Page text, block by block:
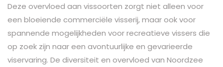
Deze overvloed aan vissoorten zorgt niet alleen voor
een bloeiende commerciële visserij, maar ook voor
spannende mogelijkheden voor recreatieve vissers die
op zoek zijn naar een avontuurlijke en gevarieerde
viservaring. De diversiteit en overvloed van Noordzee